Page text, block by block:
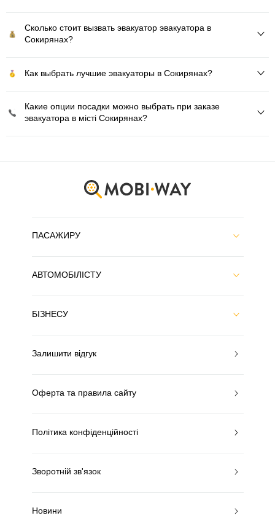
Сколько стоит вызвать эвакуатор эвакуатора в
Сокирянах?
Как выбрать лучшие эвакуаторы в Сокирянах?
Какие опции посадки можно выбрать при заказе
эвакуатора в місті Сокирянах?
ПАСАЖИРУ
АВТОМОБІЛІСТУ
БІЗНЕСУ
Залишити відгук
Оферта та правила сайту
Політика конфіденційності
Зворотній зв'язок
Новини